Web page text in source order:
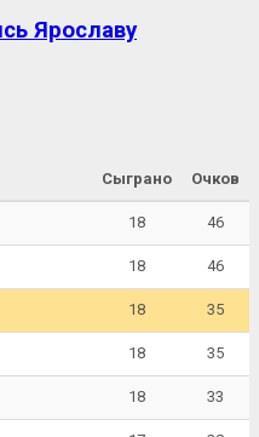
Ярославу
Сыграно Очков
18 46
18 46
18 35
18 35
18 33